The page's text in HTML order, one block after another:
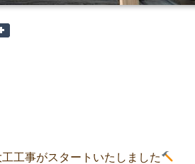
工事がスタートいたしました